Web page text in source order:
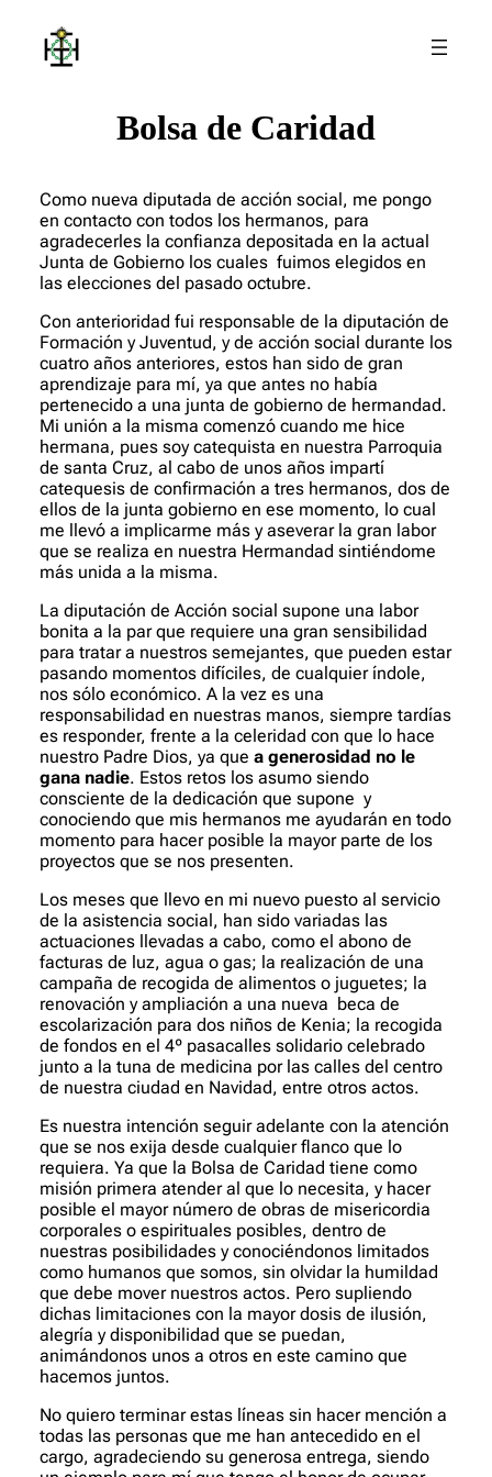
Bolsa de Caridad
Como nueva diputada de acción social, me pongo
en contacto con todos los hermanos, para
agradecerles la confianza depositada en la actual
Junta de Gobierno los cuales fuimos elegidos en
las elecciones del pasado octubre.
Con anterioridad fui responsable de la diputación de
Formación y Juventud, y de acción social durante los
cuatro años anteriores, estos han sido de gran
aprendizaje para mí, ya que antes no había
pertenecido a una junta de gobierno de hermandad.
Mi unión a la misma comenzó cuando me hice
hermana, pues soy catequista en nuestra Parroquia
de santa Cruz, al cabo de unos años impartí
catequesis de confirmación a tres hermanos, dos de
ellos de la junta gobierno en ese momento, lo cual
me llevó a implicarme más y aseverar la gran labor
que se realiza en nuestra Hermandad sintiéndome
más unida a la misma.
La diputación de Acción social supone una labor
bonita a la par que requiere una gran sensibilidad
para tratar a nuestros semejantes, que pueden estar
pasando momentos difíciles, de cualquier índole,
nos sólo económico. A la vez es una
responsabilidad en nuestras manos, siempre tardías
es responder, frente a la celeridad con que lo hace
nuestro Padre Dios, ya que a generosidad no le
gana nadie. Estos retos los asumo siendo
consciente de la dedicación que supone y
conociendo que mis hermanos me ayudarán en todo
momento para hacer posible la mayor parte de los
proyectos que se nos presenten.
Los meses que llevo en mi nuevo puesto al servicio
de la asistencia social, han sido variadas las
actuaciones llevadas a cabo, como el abono de
facturas de luz, agua o gas; la realización de una
campaña de recogida de alimentos o juguetes; la
renovación y ampliación a una nueva beca de
escolarización para dos niños de Kenia; la recogida
de fondos en el 4º pasacalles solidario celebrado
junto a la tuna de medicina por las calles del centro
de nuestra ciudad en Navidad, entre otros actos.
Es nuestra intención seguir adelante con la atención
que se nos exija desde cualquier flanco que lo
requiera. Ya que la Bolsa de Caridad tiene como
misión primera atender al que lo necesita, y hacer
posible el mayor número de obras de misericordia
corporales o espirituales posibles, dentro de
nuestras posibilidades y conociéndonos limitados
como humanos que somos, sin olvidar la humildad
que debe mover nuestros actos. Pero supliendo
dichas limitaciones con la mayor dosis de ilusión,
alegría y disponibilidad que se puedan,
animándonos unos a otros en este camino que
hacemos juntos.
No quiero terminar estas líneas sin hacer mención a
todas las personas que me han antecedido en el
cargo, agradeciendo su generosa entrega, siendo